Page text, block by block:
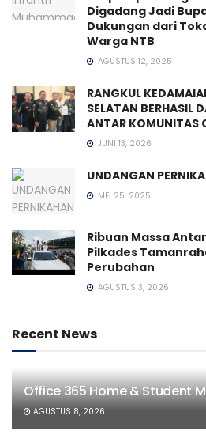
Digadang Jadi
Dukungan dari
Warga NTB
AGUSTUS 12, 2025
RANGKUL
SELATAN BERHASIL
ANTAR KOMUNITAS
JUNI 13, 2026
UNDANGAN
MEI 25, 2025
Ribuan Massa
Pilkades
Perubahan
AGUSTUS 3, 2026
Recent News
Office 365 Home & Student
AGUSTUS 8, 2026